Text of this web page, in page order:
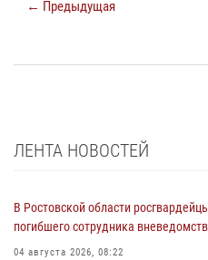
← Предыдущая
ЛЕНТА НОВОСТЕЙ
В Ростовской области
погибшего сотрудника
04 августа 2026, 08:22